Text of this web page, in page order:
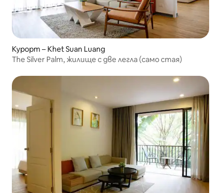
Курорт – Khet Suan Luang
The Silver Palm, жилище с две легла (само стая)